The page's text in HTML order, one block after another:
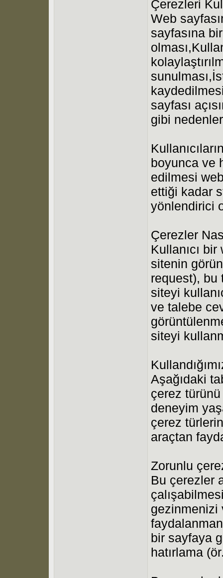
Çerezleri
Web
sayfasına
sayfası
gibi
boyunca ve
edilmesi
ettiği kadar
yönlendirici
Çerezler
Kullanıcı
sitenin
request), bu
siteyi
ve talebe
siteyi
Aşağıdaki
çerez türünü
deneyim
çerez
araçtan
Zorunlu
Bu çerezler
gezinmenizi
bir sayfaya
hatırlama